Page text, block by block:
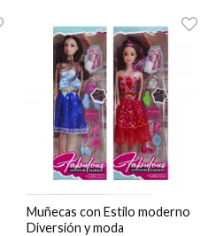
Muñecas con Estilo moderno
Diversión y moda